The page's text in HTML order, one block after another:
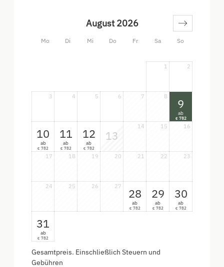
: Der eigene Balkon mit
atemberaubenden Weitblick ins Tal inkl. hoher
Raumhöhe im Wohnbereich
Mo Di Mi Do Fr Sa So
August 2026
1 2
3 4 5 6 7 8
9
ab
€ 782
10
ab
€ 782
11
ab
€ 782
12
ab
€ 782
13
14 15 16
17 18 19 20 21 22 23
24 25 26 27
28
ab
€ 782
29
ab
€ 782
30
ab
€ 782
31
ab
€ 782
Gesamtpreis. Einschließlich Steuern und
Gebühren